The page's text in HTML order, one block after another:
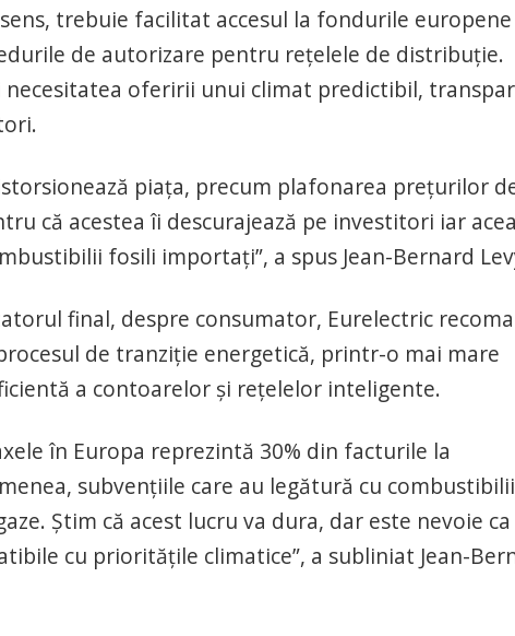
trebuie facilitat accesul la fondurile europene
de autorizare pentru reţelele de distribuţie.
necesitatea oferirii unui climat predictibil,
piaţa, precum plafonarea preţurilor
că acestea îi descurajează pe investitori iar
fosili importaţi”, a spus Jean-Bernard
final, despre consumator, Eurelectric
de tranziţie energetică, printr-o mai mare
a contoarelor şi reţelelor inteligente.
în Europa reprezintă 30% din facturile la
subvenţiile care au legătură cu combustibilii
Ştim că acest lucru va dura, dar este nevoie ca
cu priorităţile climatice”, a subliniat Jean-